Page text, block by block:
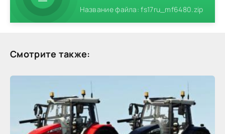
Название файла: fs17ru_mf6480.zip
Смотрите также: